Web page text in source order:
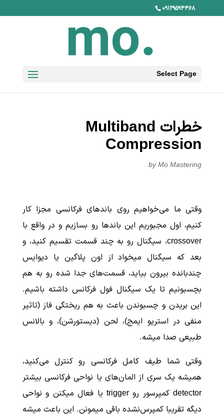
۰۹۱۲۹۵۹۴۴۶۸
Select Page
خطرات Multiband
Compression
byMo Mastering
وقتی ما می‌خواهیم روی باندهای فرکانسی مجزا کار
کنیم، اول مجبوریم این باندها رو بسازیم و در واقع با
crossover، سیگنال رو به چند قسمت تقسیم کنید، و
بعد که سیگنال میخواد از اون پلاگین یا دیوایس
چندبانده بیرون بیاید، قسمت‌های جدا شده رو به هم
بچسبونیم تا یک سیگنال فول فرکانس داشته باشیم.
این بریدن و چسبوندن باعث به هم ریختگی فاز (تاثیر
منفی در استریو ایمج)، لحن (دیستورشن)، و بالانس
طبیعی صدا میشه.
وقتی شما طیف کامل فرکانسی رو کنترل می‌کنید،
همیشه یک سری از المان‌های یا نواحی فرکانسی بیشتر
detector کمپرسور رو trigger یا فعال میکنن و نواحی
دیگه تقریبا کمپرس‌نشده باقی میمونن. این باعث میشه